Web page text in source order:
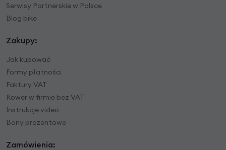
Serwisy Partnerskie w Polsce
Blog bike
Zakupy:
Jak kupować
Formy płatności
Faktury VAT
Rower w firmie bez VAT
Instrukcje video
Bony prezentowe
Zamówienia: